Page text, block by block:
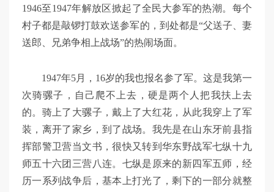
1946至1947年解放区掀起了全民大参军的热潮。每个
村子都是敲锣打鼓欢送参军的，到处都是“父送子、妻
送郎、兄弟争相上战场”的热闹场面。
1947年5月，16岁的我也报名参了军。这是我第一
次骑骡子，自己爬不上去，硬是两个人把我扶上去
的。骑上了大骡子，戴上了大红花，从此我穿上了军
装，离开了家乡，到了战场。我先是在山东牙前县指
挥部警卫营当文书，很快又转到华东野战军七纵十九
师五十六团三营八连。七纵是原来的新四军五师，经
历一系列战争后，基本上打光了，剩下的一部分就整